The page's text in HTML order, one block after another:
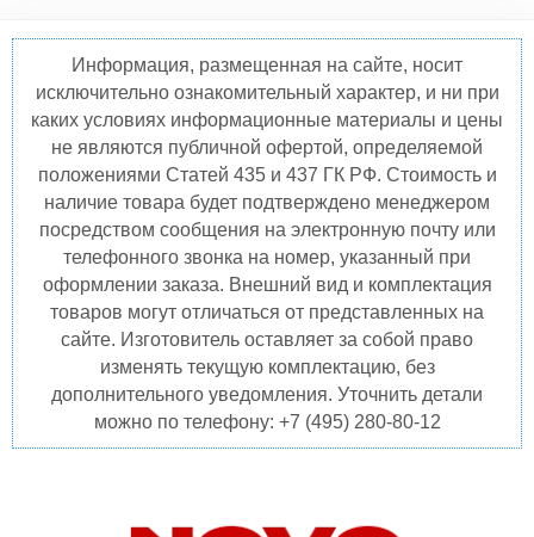
Информация, размещенная на сайте, носит
исключительно ознакомительный характер, и ни при
каких условиях информационные материалы и цены
не являются публичной офертой, определяемой
положениями Статей 435 и 437 ГК РФ. Стоимость и
наличие товара будет подтверждено менеджером
посредством сообщения на электронную почту или
телефонного звонка на номер, указанный при
оформлении заказа. Внешний вид и комплектация
товаров могут отличаться от представленных на
сайте. Изготовитель оставляет за собой право
изменять текущую комплектацию, без
дополнительного уведомления. Уточнить детали
можно по телефону: +7 (495) 280-80-12